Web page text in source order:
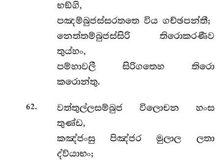
භඞ්ගි,
පඤම්බුජස්සරතතෙ විය ගච්ඡපන්තී;
නෙත්තම්බුජස්සිරි තිරොකරණීව
තුය්හං,
පම්හාවලී සිරිගතෙහ තිරො
කරොන්තු.
62.
වත්තුල්ලසම්බුජ විලොචන හංස
තුණ්ඩ,
කඤ්ජංසු පිඤ්ජර මුලාල ලතා
ද්ව්යාභං;